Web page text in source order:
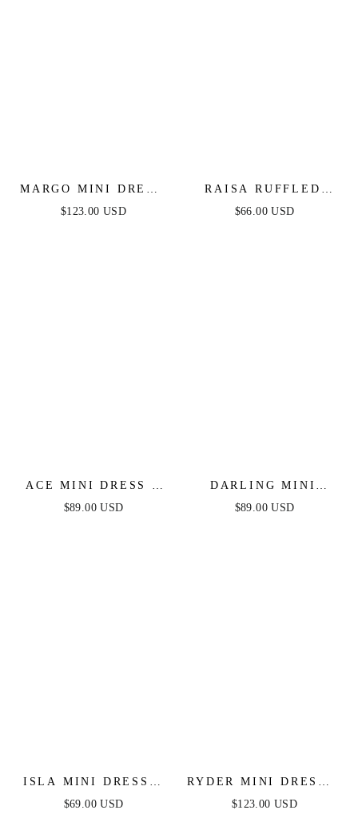
MARGO MINI DRESS
- PERIWINKLE
$123.00 USD
RAISA RUFFLED
MINI DRESS
$66.00 USD
ACE MINI DRESS -
LILAC
$89.00 USD
DARLING MINI
DRESS - WHITE
$89.00 USD
ISLA MINI DRESS -
WHITE
$69.00 USD
RYDER MINI DRESS -
BLACK
$123.00 USD